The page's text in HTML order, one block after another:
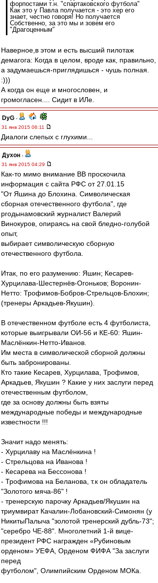
форпостами т.н. "спартаковского футбола"
Как это у Павла получается - это хер его
знает, честно говоря! Но получается
Собственно, за это мы и зовем его
"Драгоценным"
Наверное,в этом и есть высший пилотаж
демагога: Когда в целом, вроде как, правильно,
а задумаешься-приглядишься - чушь полная.
:)))
А когда он еще и многословен, и
громогласен.... Сидит в ИЛе.
DyG -
31 янв 2015 06:11
Диалоги слепых с глухими...
Духон -
31 янв 2015 04:29
Как-то мимо внимание ВВ проскочила
информация с сайта РФС от 27.01.15
"От Яшина до Блохина. Символическая
сборная отечественного футбола", где
proдынамовский журналист Валерий
Винокуров, опираясь на свой бледно-голубой
опыт,
выбирает символическую сборную
отечественного футбола.
Итак, по его разумению: Яшин; Кесарев-
Хурцилава-Шестернёв-Огоньков; Воронин-
Нетто: Трофимов-Бобров-Стрельцов-Блохин;
(тренеры Аркадьев-Якушин).
В отечественном футболе есть 4 футболиста,
которые выигрывали ОИ-56 и КЕ-60: Яшин-
Маслёнкин-Нетто-Иванов.
Им места в символической сборной должны
быть забронированы.
Кто такие Кесарев, Хурцилава, Трофимов,
Аркадьев, Якушин ? Какие у них заслуги перед
отечественным футболом,
где за основу должны быть взяты
международные победы и международные
известности !!!
Значит надо менять:
- Хурцилаву на Маслёнкина !
- Стрельцова на Иванова !
- Кесарева на Бессонова !
- Трофимова на Беланова, т.к он обладатель
"Золотого мяча-86" !
- тренерскую парочку Аркадьев/Якушин на
триумвират Качалин-Лобановский-Симонян (у
НикитыПалыча "золотой тренерский дубль-73";
"серебро ЧЕ-88". Многолетний 1-й вице-
президент РФС награжден «Рубиновым
орденом» УЕФА, Орденом ФИФА "За заслуги
перед
футболом", Олимпийским Орденом МОКа.